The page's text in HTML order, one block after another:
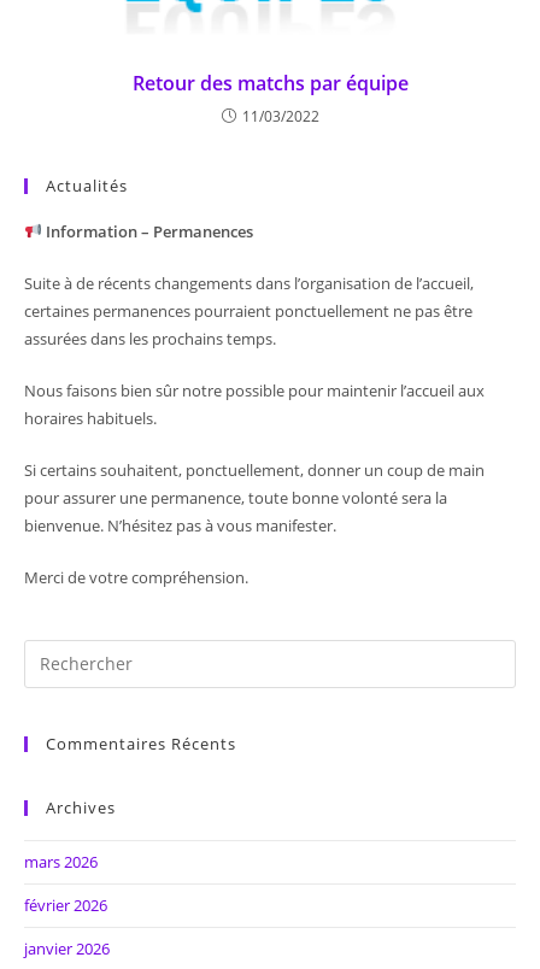
Retour des matchs par équipe
11/03/2022
Actualités
Information – Permanences
Suite à de récents changements dans l’organisation de l’accueil,
certaines permanences pourraient ponctuellement ne pas être
assurées dans les prochains temps.
Nous faisons bien sûr notre possible pour maintenir l’accueil aux
horaires habituels.
Si certains souhaitent, ponctuellement, donner un coup de main
pour assurer une permanence, toute bonne volonté sera la
bienvenue. N’hésitez pas à vous manifester.
Merci de votre compréhension.
Commentaires Récents
Archives
mars 2026
février 2026
janvier 2026